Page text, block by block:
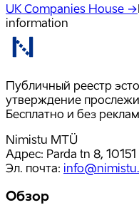
UK Companies House →
information
Публичный реестр
утверждение
Бесплатно и без
Nimistu MTÜ
Адрес: Parda tn 8,
Эл. почта:
Обзор